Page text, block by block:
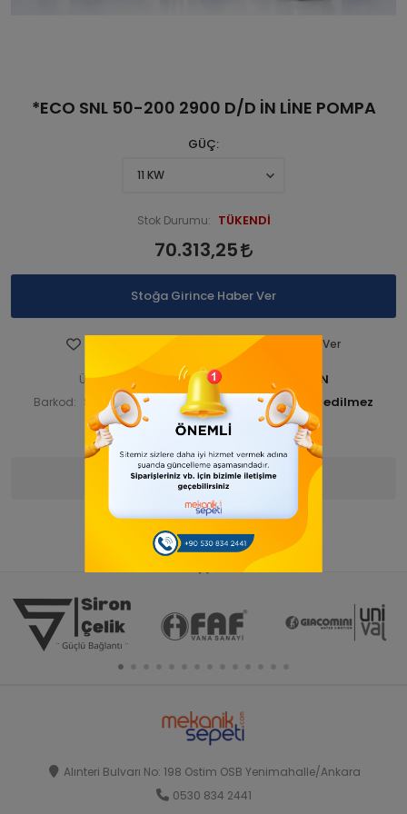
*ECO SNL 50-200 2900 D/D İN LİNE POMPA
GÜÇ
Stok Durumu: TÜKENDİ
70.313,25
Stoğa Girince Haber Ver
Fiyatı Düşünce Haber Ver
Ürün Kodu: STNSNL290 00022-ANA ÜRÜN
Barkod: STNSNL29000023 İade Bilgisi:
Ürün Bilgisi Yorumlar
Alınteri Bulvarı No: 198 Ostim OSB Yenimahalle/Ankara
0530 834 2441